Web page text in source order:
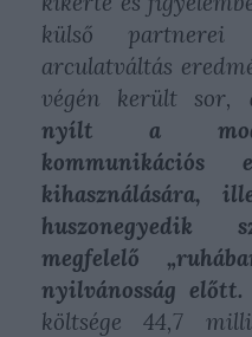
külső partnerei
arculatváltás
végén került sor,
nyílt a
kommunikációs
kihasználására,
huszonegyedik
megfelelő
nyilvánosság előtt.
költsége 44,7